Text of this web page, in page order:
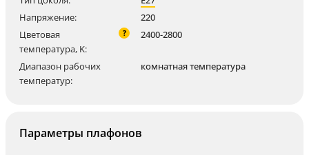
Напряжение:
220
Цветовая
температура, K:
? 2400-2800
Диапазон рабочих
температур:
комнатная температура
Параметры плафонов